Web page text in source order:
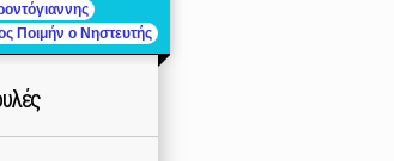
Ποιμήν ο Νηστευτής